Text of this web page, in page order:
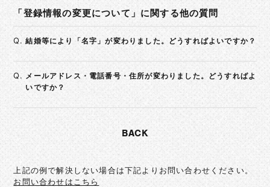
「登録情報の変更について」に関する他の質問
Q. 結婚等により「名字」が変わりました。どうすればよいですか？
Q. メールアドレス・電話番号・住所が変わりました。どうすればよ
いですか？
BACK
上記の例で解決しない場合は下記よりお問い合わせください。
お問い合わせはこちら